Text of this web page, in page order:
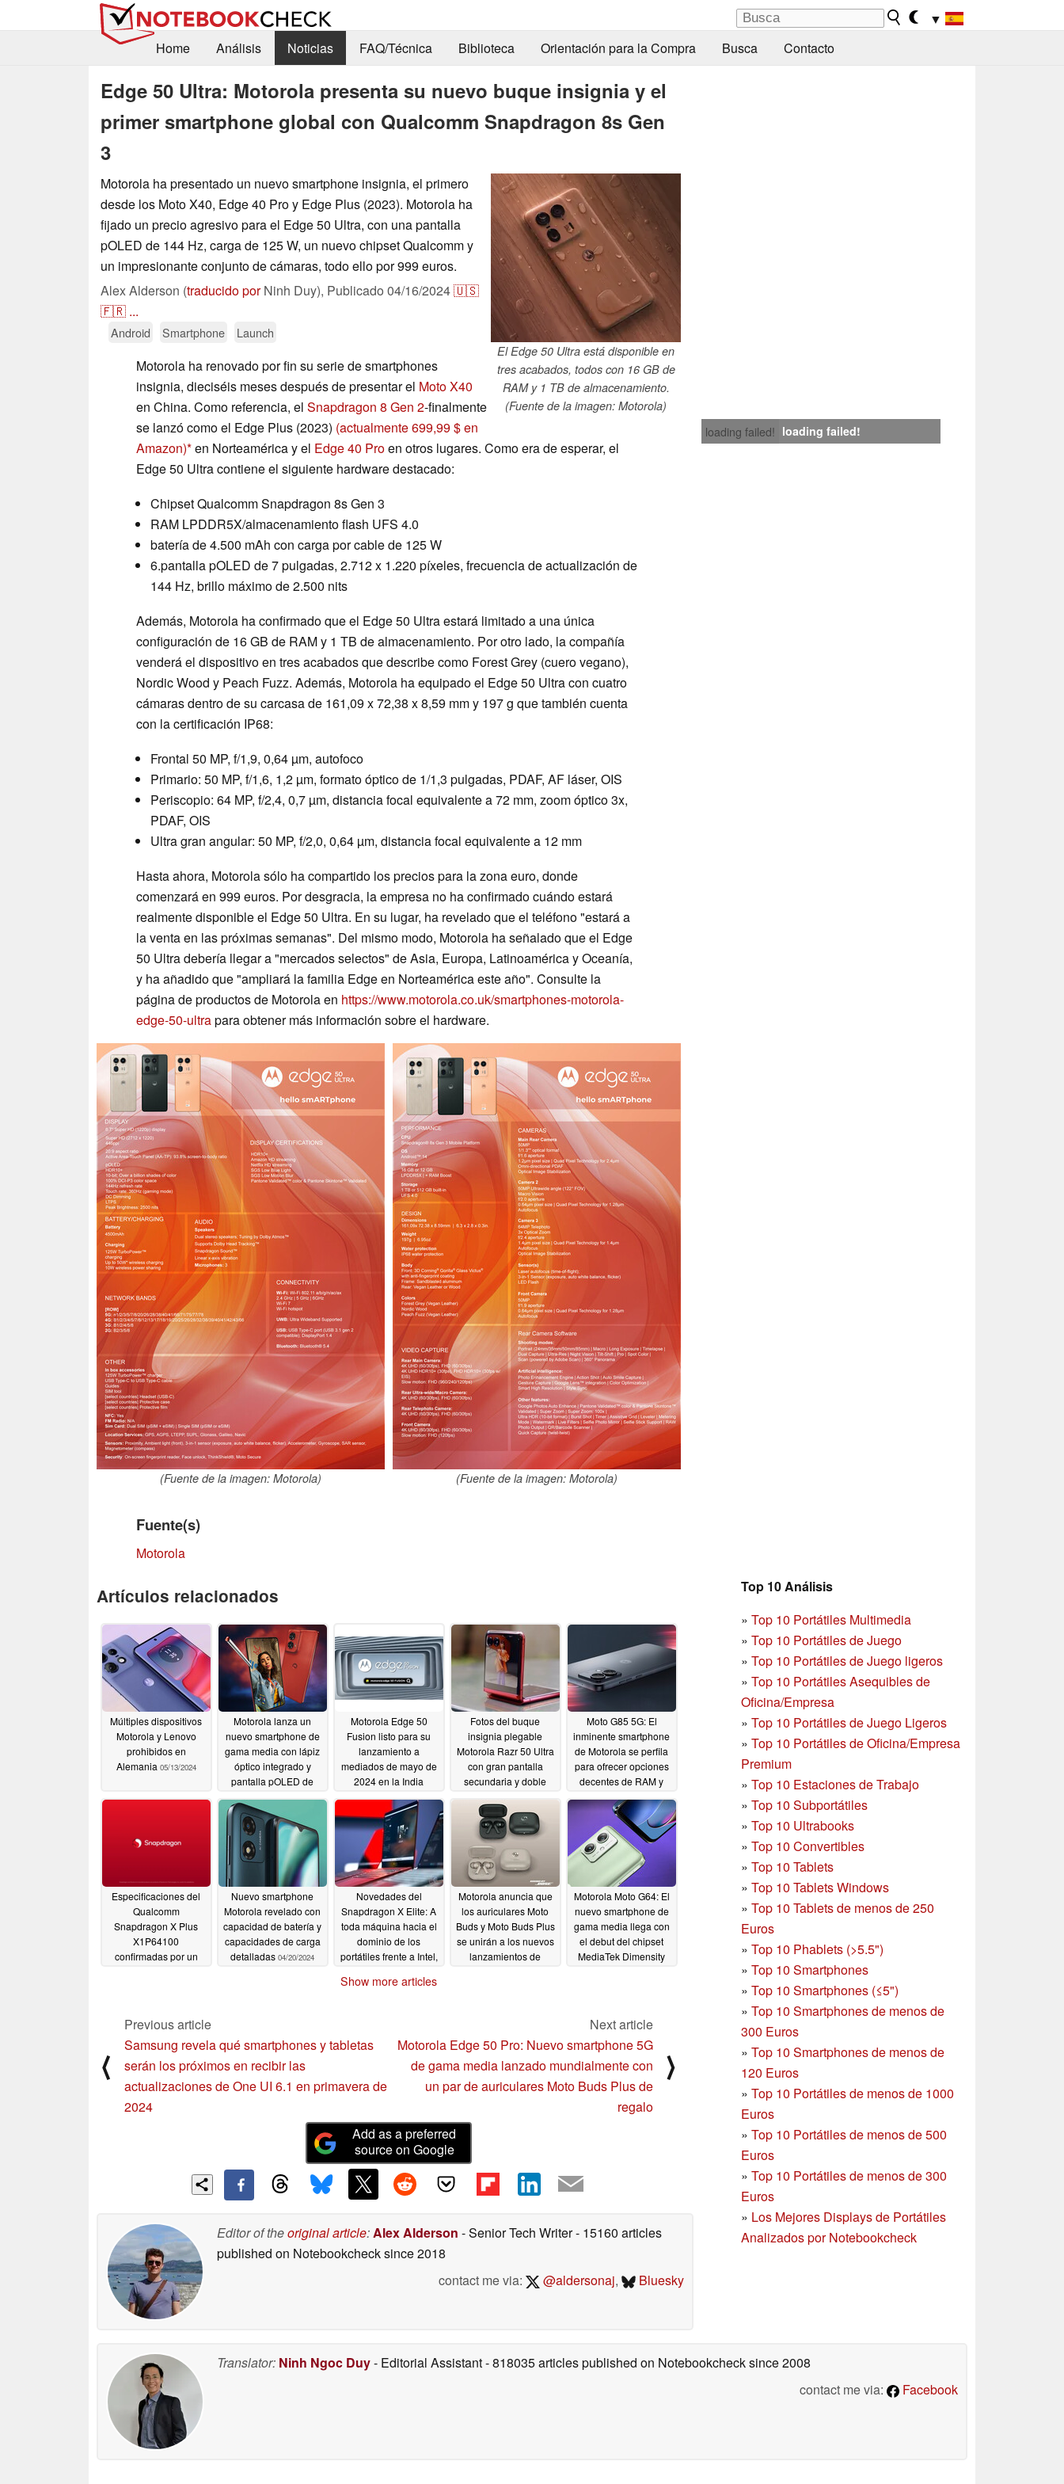
▼
Home
Análisis Noticias FAQ/Técnica Biblioteca Orientación para la Compra Busca Contacto
Edge 50 Ultra: Motorola presenta su nuevo buque insignia y el
primer smartphone global con Qualcomm Snapdragon 8s Gen
3
El Edge 50 Ultra está disponible en
tres acabados, todos con 16 GB de
RAM y 1 TB de almacenamiento.
(Fuente de la imagen: Motorola)
Motorola ha presentado un nuevo smartphone insignia, el primero
desde los Moto X40, Edge 40 Pro y Edge Plus (2023). Motorola ha
fijado un precio agresivo para el Edge 50 Ultra, con una pantalla
pOLED de 144 Hz, carga de 125 W, un nuevo chipset Qualcomm y
un impresionante conjunto de cámaras, todo ello por 999 euros.
Alex Alderson (traducido porNinh Duy), Publicado 04/16/2024🇺🇸
🇫🇷 ...
Android Smartphone Launch
loading failed! loading failed!
Motorola ha renovado por fin su serie de smartphones
insignia, dieciséis meses después de presentar el Moto X40
en China. Como referencia, el Snapdragon 8 Gen 2-finalmente
se lanzó como el Edge Plus (2023) (actualmente 699,99 $ en
Amazon) en Norteamérica y el Edge 40 Proen otros lugares. Como era de esperar, el
Edge 50 Ultra contiene el siguiente hardware destacado:
Chipset Qualcomm Snapdragon 8s Gen 3
RAM LPDDR5X/almacenamiento flash UFS 4.0
batería de 4.500 mAh con carga por cable de 125 W
6.pantalla pOLED de 7 pulgadas, 2.712 x 1.220 píxeles, frecuencia de actualización de
144 Hz, brillo máximo de 2.500 nits
Además, Motorola ha confirmado que el Edge 50 Ultra estará limitado a una única
configuración de 16 GB de RAM y 1 TB de almacenamiento. Por otro lado, la compañía
venderá el dispositivo en tres acabados que describe como Forest Grey (cuero vegano),
Nordic Wood y Peach Fuzz. Además, Motorola ha equipado el Edge 50 Ultra con cuatro
cámaras dentro de su carcasa de 161,09 x 72,38 x 8,59 mm y 197 g que también cuenta
con la certificación IP68:
Frontal 50 MP, f/1,9, 0,64 µm, autofoco
Primario: 50 MP, f/1,6, 1,2 µm, formato óptico de 1/1,3 pulgadas, PDAF, AF láser, OIS
Periscopio: 64 MP, f/2,4, 0,7 µm, distancia focal equivalente a 72 mm, zoom óptico 3x,
PDAF, OIS
Ultra gran angular: 50 MP, f/2,0, 0,64 µm, distancia focal equivalente a 12 mm
Hasta ahora, Motorola sólo ha compartido los precios para la zona euro, donde
comenzará en 999 euros. Por desgracia, la empresa no ha confirmado cuándo estará
realmente disponible el Edge 50 Ultra. En su lugar, ha revelado que el teléfono "estará a
la venta en las próximas semanas". Del mismo modo, Motorola ha señalado que el Edge
50 Ultra debería llegar a "mercados selectos" de Asia, Europa, Latinoamérica y Oceanía,
y ha añadido que "ampliará la familia Edge en Norteamérica este año". Consulte la
página de productos de Motorola en https://www.motorola.co.uk/smartphones-motorola-
edge-50-ultrapara obtener más información sobre el hardware.
(Fuente de la imagen: Motorola) (Fuente de la imagen: Motorola)
Fuente(s)
Motorola
Top 10 Análisis
» Top 10 Portátiles Multimedia
» Top 10 Portátiles de Juego
» Top 10 Portátiles de Juego ligeros
» Top 10 Portátiles Asequibles de
Oficina/Empresa
» Top 10 Portátiles de Juego Ligeros
» Top 10 Portátiles de Oficina/Empresa
Premium
» Top 10 Estaciones de Trabajo
» Top 10 Subportátiles
» Top 10 Ultrabooks
» Top 10 Convertibles
» Top 10 Tablets
» Top 10 Tablets Windows
» Top 10 Tablets de menos de 250
Euros
» Top 10 Phablets (>5.5")
» Top 10 Smartphones
» Top 10 Smartphones (≤5")
» Top 10 Smartphones de menos de
300 Euros
» Top 10 Smartphonesde menos de
120 Euros
» Top 10 Portátiles de menos de 1000
Euros
» Top 10 Portátiles de menos de 500
Euros
» Top 10 Portátiles de menos de 300
Euros
» Los Mejores Displays de Portátiles
Analizados por Notebookcheck
Artículos relacionados
Múltiples dispositivos
Motorola y Lenovo
prohibidos en
Alemania 05/13/2024
Motorola lanza un
nuevo smartphone de
gama media con lápiz
óptico integrado y
pantalla pOLED de
05/10/2024
Motorola Edge 50
Fusion listo para su
lanzamiento a
mediados de mayo de
2024 en la India
05/08/2024
Fotos del buque
insignia plegable
Motorola Razr 50 Ultra
con gran pantalla
secundaria y doble
nueva filtración
05/06/2024
Moto G85 5G: El
inminente smartphone
de Motorola se perfila
para ofrecer opciones
decentes de RAM y
un precio de gama
media
05/05/2024
Especificaciones del
Qualcomm
Snapdragon X Plus
X1P64100
confirmadas por un
Nuevo smartphone
Motorola revelado con
capacidad de batería y
capacidades de carga
detalladas 04/20/2024
Novedades del
Snapdragon X Elite: A
toda máquina hacia el
dominio de los
portátiles frente a Intel,
(vídeo)04/17/2024
Motorola anuncia que
los auriculares Moto
Buds y Moto Buds Plus
se unirán a los nuevos
lanzamientos de
Motorola Moto G64: El
nuevo smartphone de
gama media llega con
el debut del chipset
MediaTek Dimensity
Show more articles
⟨
Previous article
Samsung revela qué smartphones y tabletas
serán los próximos en recibir las
actualizaciones de One UI 6.1 en primavera de
2024
Next article
Motorola Edge 50 Pro: Nuevo smartphone 5G
de gama media lanzado mundialmente con
un par de auriculares Moto Buds Plus de
regalo
⟩
Add as a preferred
source on Google
Editor of theoriginal article:Alex Alderson - Senior Tech Writer- 15160 articles
published on Notebookchecksince 2018
contact me via:
@aldersonaj, Bluesky
Translator: Ninh Ngoc Duy- Editorial Assistant- 818035 articles published on Notebookchecksince 2008
contact me via:
Facebook